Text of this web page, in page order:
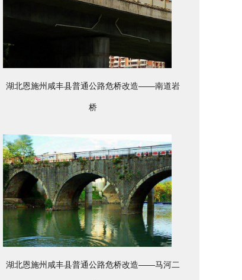
湖北恩施州咸丰县普通公路危桥改造——南道岩
桥
湖北恩施州咸丰县普通公路危桥改造——马河二